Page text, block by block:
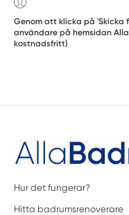
Genom att klicka på 'Skicka
användare på hemsidan
kostnadsfritt)
Hur det fungerar?
Hitta badrumsrenoverare